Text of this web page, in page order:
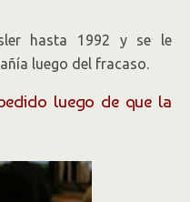
hasta 1992 y se le
luego del fracaso.
luego de que la